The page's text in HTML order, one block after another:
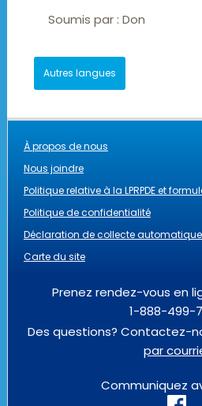
Soumis par :Don
Autres langues
À propos de nous
Nous joindre
Politique relative à la LPRPDE et
Politique de confidentialité
Déclaration de collecte
Carte du site
Prenez rendez-vous en
1-888-499-
Des questions? Contactez-
par
Communiquez